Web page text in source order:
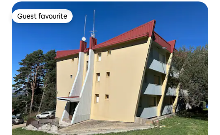
Guest favourite
Guest favourite